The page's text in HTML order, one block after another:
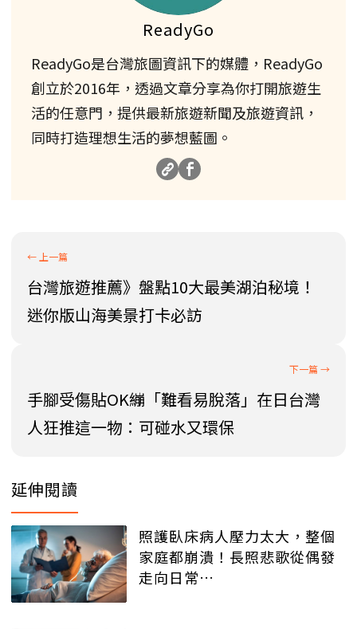
ReadyGo
ReadyGo是台灣旅圖資訊下的媒體，ReadyGo
創立於2016年，透過文章分享為你打開旅遊生
活的任意門，提供最新旅遊新聞及旅遊資訊，
同時打造理想生活的夢想藍圖。
台灣旅遊推薦》盤點10大最美湖泊秘境！
迷你版山海美景打卡必訪
手腳受傷貼OK繃「難看易脫落」在日台灣
人狂推這一物：可碰水又環保
延伸閱讀
照護臥床病人壓力太大，整個
家庭都崩潰！長照悲歌從偶發
走向日常…